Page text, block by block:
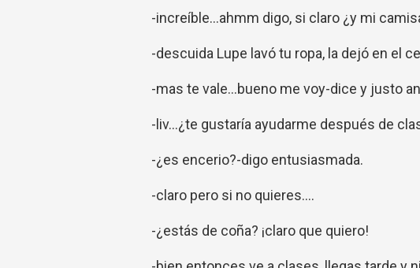
-increíble...ahmm digo, si claro ¿y mi
-descuida Lupe lavó tu ropa, la dejó en el
-mas te vale...bueno me voy-dice y justo
-liv...¿te gustaría ayudarme después de
-¿es encerio?-digo entusiasmada.
-claro pero si no quieres....
-¿estás de coña? ¡claro que quiero!